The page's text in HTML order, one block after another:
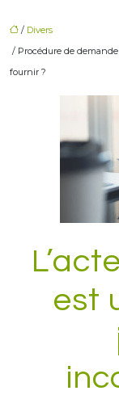
/ Divers
/ Procédure de
fournir ?
est